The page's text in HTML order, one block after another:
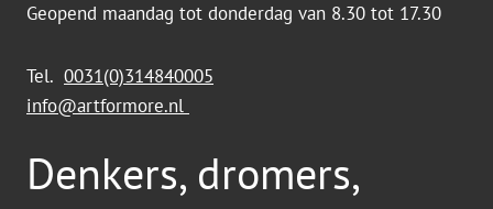
Geopend maandag tot donderdag van 8.30 tot 17.30
Tel. 0031(0)314840005
info@artformore.nl
Denkers, dromers,